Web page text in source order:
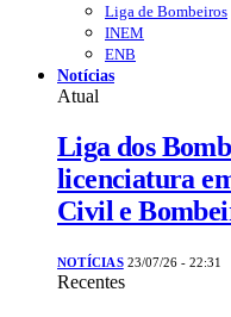
Liga de Bombeiros
INEM
ENB
Notícias
Atual
Liga dos
licenciatura
Civil e
NOTÍCIAS 23/07/26 - 22:31
Recentes